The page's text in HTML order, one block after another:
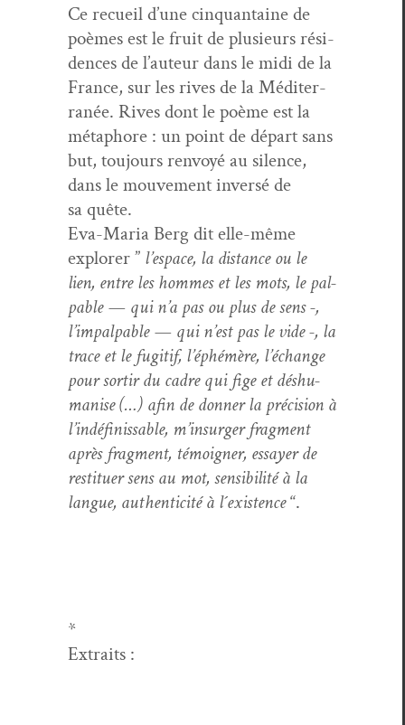
Ce recueil d’une cinquan­taine de
poèmes est le fruit de plusieurs rési­
dences de l’au­teur dans le midi de la
France, sur les rives de la Méditer­
ranée. Rives dont le poème est la
métaphore : un point de départ sans
but, tou­jours ren­voyé au silence,
dans le mou­ve­ment inver­sé de
sa quête.
Eva-Maria Berg dit elle-même
explor­er ” l’e­space, la dis­tance ou le
lien, entre les hommes et les mots, le pal­
pa­ble — qui n’a pas ou plus de sens -,
l’im­pal­pa­ble — qui n’est pas le vide -, la
trace et le fugi­tif, l’éphémère, l’échange
pour sor­tir du cadre qui fige et déshu­
man­ise (…) afin de don­ner la pré­ci­sion à
l’indéfiniss­able, m’in­surg­er frag­ment
après frag­ment, témoign­er, essay­er de
restituer sens au mot, sen­si­bil­ité à la
langue, authen­tic­ité à l´existence“.
*
Extraits :